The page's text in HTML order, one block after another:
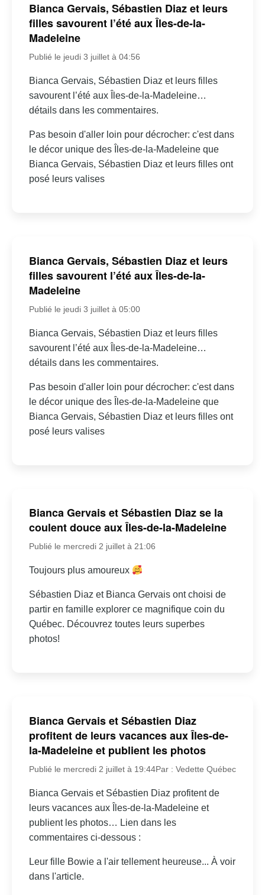
Bianca Gervais, Sébastien Diaz et leurs
filles savourent l’été aux Îles-de-la-
Madeleine
Publié le jeudi 3 juillet à 04:56
Bianca Gervais, Sébastien Diaz et leurs filles
savourent l’été aux Îles-de-la-Madeleine…
détails dans les commentaires.
Pas besoin d'aller loin pour décrocher: c'est dans
le décor unique des Îles-de-la-Madeleine que
Bianca Gervais, Sébastien Diaz et leurs filles ont
posé leurs valises
Bianca Gervais, Sébastien Diaz et leurs
filles savourent l’été aux Îles-de-la-
Madeleine
Publié le jeudi 3 juillet à 05:00
Bianca Gervais, Sébastien Diaz et leurs filles
savourent l’été aux Îles-de-la-Madeleine…
détails dans les commentaires.
Pas besoin d'aller loin pour décrocher: c'est dans
le décor unique des Îles-de-la-Madeleine que
Bianca Gervais, Sébastien Diaz et leurs filles ont
posé leurs valises
Bianca Gervais et Sébastien Diaz se la
coulent douce aux Îles-de-la-Madeleine
Publié le mercredi 2 juillet à 21:06
Toujours plus amoureux
Sébastien Diaz et Bianca Gervais ont choisi de
partir en famille explorer ce magnifique coin du
Québec. Découvrez toutes leurs superbes
photos!
Bianca Gervais et Sébastien Diaz
profitent de leurs vacances aux Îles-de-
la-Madeleine et publient les photos
Publié le mercredi 2 juillet à 19:44Par : Vedette Québec
Bianca Gervais et Sébastien Diaz profitent de
leurs vacances aux Îles-de-la-Madeleine et
publient les photos… Lien dans les
commentaires ci-dessous :
Leur fille Bowie a l'air tellement heureuse... À voir
dans l'article.